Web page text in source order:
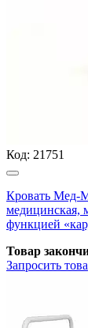
Код: 21751
Кровать Мед-
медицинская,
функцией
Товар
Запросить